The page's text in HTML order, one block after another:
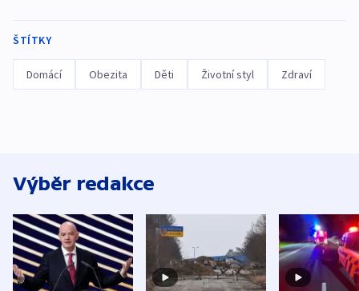
ŠTÍTKY
Domácí Obezita Děti Životní styl Zdraví
Výběr redakce